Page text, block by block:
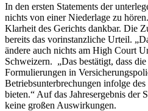
In den ersten Statements der
nichts von einer Niederlage zu
Klarheit des Gerichts dankbar. Die
bereits das vorinstanzliche Urteil.
ändere auch nichts am High Court
Schweizern. „Das bestätigt, dass
Formulierungen in
Betriebsunterbrechungen infolge
bieten.“ Auf das Jahresergebnis der
keine großen Auswirkungen.